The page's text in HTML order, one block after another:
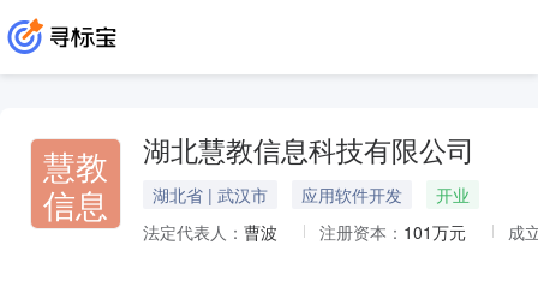
慧教
信息
湖北慧教信息科技有限公司
湖北省 | 武汉市 应用软件开发
开业
法定代表人： 曹波 注册资本： 101万元 成